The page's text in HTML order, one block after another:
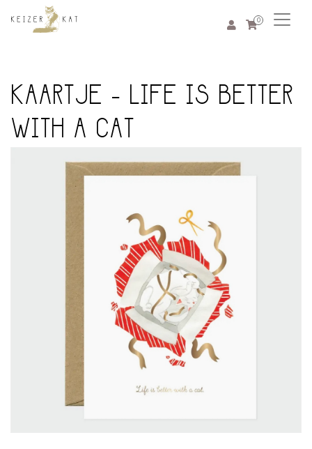
0
KAARTJE - LIFE IS BETTER
WITH A CAT